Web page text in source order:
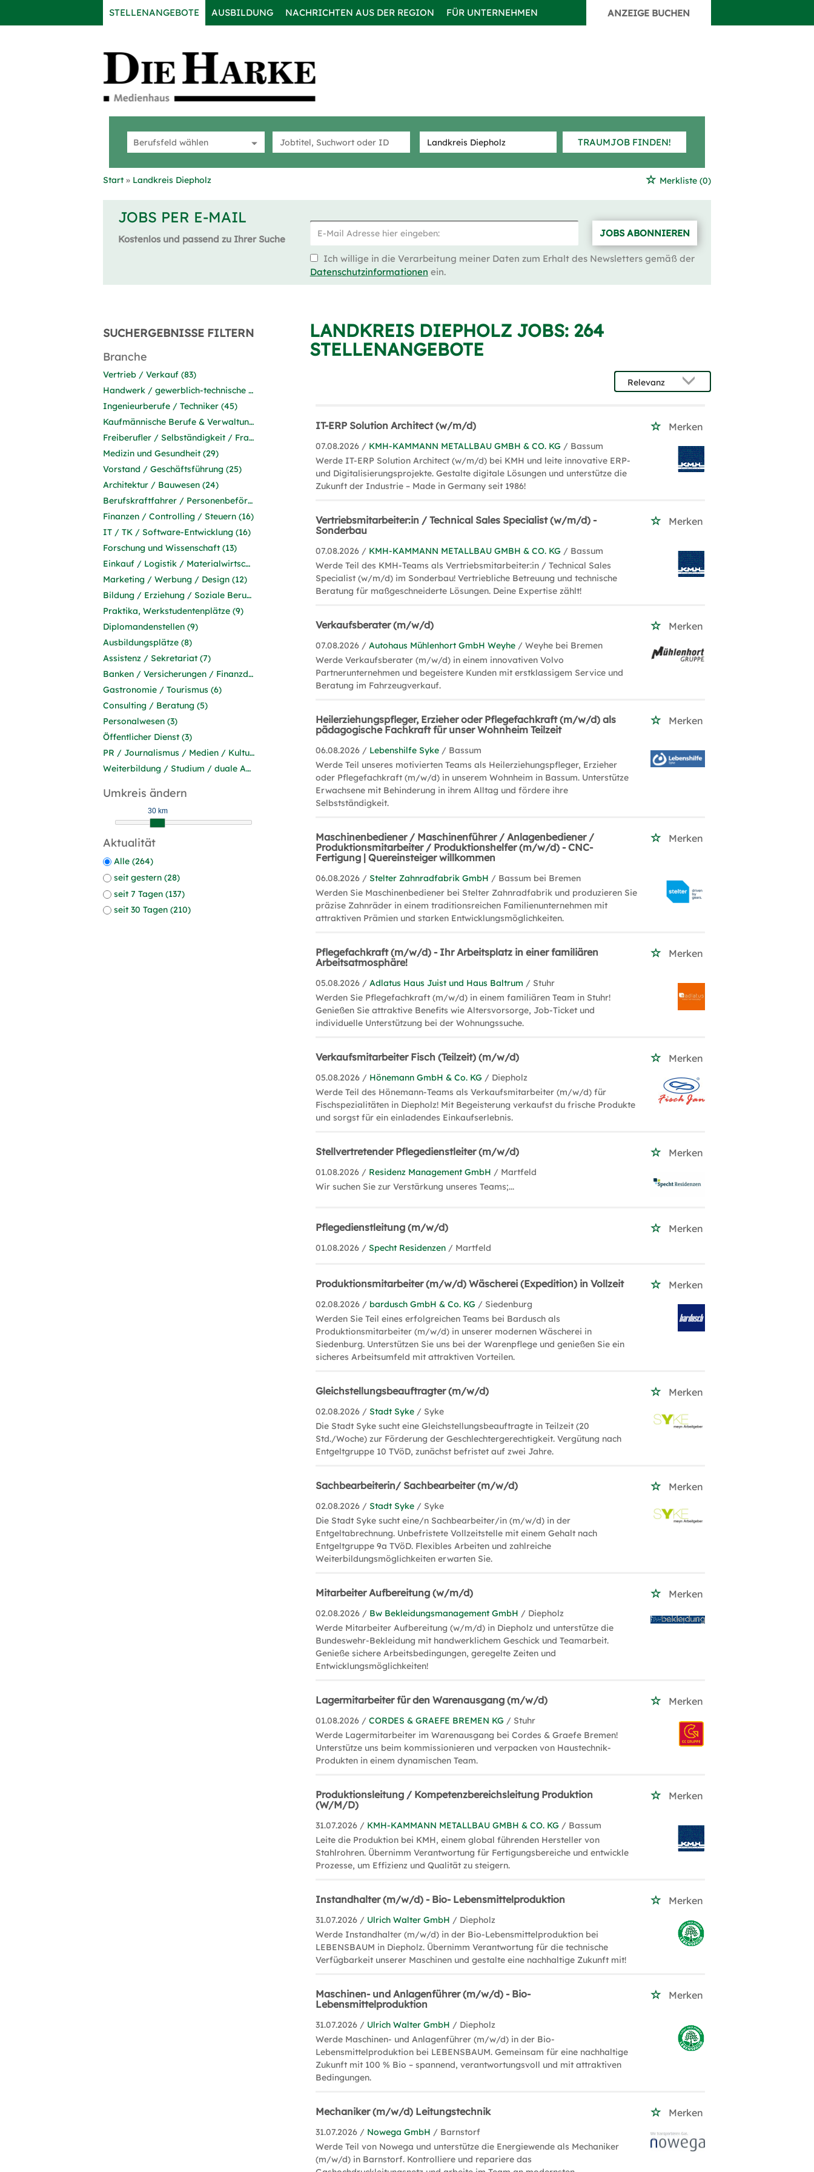
STELLENANGEBOTE AUSBILDUNG NACHRICHTEN AUS DER REGION FÜR UNTERNEHMEN ANZEIGE BUCHEN
TRAUMJOB FINDEN!
Start Landkreis Diepholz Merkliste (0)
JOBS PER E-MAIL
Kostenlos und passend zu Ihrer Suche
JOBS ABONNIEREN
Ich willige in die Verarbeitung meiner Daten zum Erhalt des Newsletters gemäß der
Datenschutzinformationen ein.
SUCHERGEBNISSE FILTERN
Branche
Vertrieb / Verkauf (83)
Handwerk / gewerblich-technische Berufe (71)
Ingenieurberufe / Techniker (45)
Kaufmännische Berufe & Verwaltung (39)
Freiberufler / Selbständigkeit / Franchise (30)
Medizin und Gesundheit (29)
Vorstand / Geschäftsführung (25)
Architektur / Bauwesen (24)
Berufskraftfahrer / Personenbeförderung (Land, Wasser, Luft) (20)
Finanzen / Controlling / Steuern (16)
IT / TK / Software-Entwicklung (16)
Forschung und Wissenschaft (13)
Einkauf / Logistik / Materialwirtschaft (13)
Marketing / Werbung / Design (12)
Bildung / Erziehung / Soziale Berufe (9)
Praktika, Werkstudentenplätze (9)
Diplomandenstellen (9)
Ausbildungsplätze (8)
Assistenz / Sekretariat (7)
Banken / Versicherungen / Finanzdienstleister (7)
Gastronomie / Tourismus (6)
Consulting / Beratung (5)
Personalwesen (3)
Öffentlicher Dienst (3)
PR / Journalismus / Medien / Kultur (2)
Weiterbildung / Studium / duale Ausbildung (1)
Umkreis ändern
30 km
Aktualität
Alle (264)
seit gestern (28)
seit 7 Tagen (137)
seit 30 Tagen (210)
LANDKREIS DIEPHOLZ JOBS: 264
STELLENANGEBOTE
IT-ERP Solution Architect (w/m/d) Merken
07.08.2026 / KMH-KAMMANN METALLBAU GMBH & CO. KG / Bassum
Werde IT-ERP Solution Architect (w/m/d) bei KMH und leite innovative ERP-
und Digitalisierungsprojekte. Gestalte digitale Lösungen und unterstütze die
Zukunft der Industrie – Made in Germany seit 1986!
Vertriebsmitarbeiter:in / Technical Sales Specialist (w/m/d) -
Sonderbau
Merken
07.08.2026 / KMH-KAMMANN METALLBAU GMBH & CO. KG / Bassum
Werde Teil des KMH-Teams als Vertriebsmitarbeiter:in / Technical Sales
Specialist (w/m/d) im Sonderbau! Vertriebliche Betreuung und technische
Beratung für maßgeschneiderte Lösungen. Deine Expertise zählt!
Verkaufsberater (m/w/d) Merken
07.08.2026 /Autohaus Mühlenhort GmbH Weyhe / Weyhe bei Bremen
Werde Verkaufsberater (m/w/d) in einem innovativen Volvo
Partnerunternehmen und begeistere Kunden mit erstklassigem Service und
Beratung im Fahrzeugverkauf.
Heilerziehungspfleger, Erzieher oder Pflegefachkraft (m/w/d) als
pädagogische Fachkraft für unser Wohnheim Teilzeit
Merken
06.08.2026 / Lebenshilfe Syke / Bassum
Werde Teil unseres motivierten Teams als Heilerziehungspfleger, Erzieher
oder Pflegefachkraft (m/w/d) in unserem Wohnheim in Bassum. Unterstütze
Erwachsene mit Behinderung in ihrem Alltag und fördere ihre
Selbstständigkeit.
Maschinenbediener / Maschinenführer / Anlagenbediener /
Produktionsmitarbeiter / Produktionshelfer (m/w/d) - CNC-
Fertigung | Quereinsteiger willkommen
Merken
06.08.2026 /Stelter Zahnradfabrik GmbH / Bassum bei Bremen
Werden Sie Maschinenbediener bei Stelter Zahnradfabrik und produzieren Sie
präzise Zahnräder in einem traditionsreichen Familienunternehmen mit
attraktiven Prämien und starken Entwicklungsmöglichkeiten.
Pflegefachkraft (m/w/d) - Ihr Arbeitsplatz in einer familiären
Arbeitsatmosphäre!
Merken
05.08.2026 /Adlatus Haus Juist und Haus Baltrum / Stuhr
Werden Sie Pflegefachkraft (m/w/d) in einem familiären Team in Stuhr!
Genießen Sie attraktive Benefits wie Altersvorsorge, Job-Ticket und
individuelle Unterstützung bei der Wohnungssuche.
Verkaufsmitarbeiter Fisch (Teilzeit) (m/w/d) Merken
05.08.2026 / Hönemann GmbH & Co. KG / Diepholz
Werde Teil des Hönemann-Teams als Verkaufsmitarbeiter (m/w/d) für
Fischspezialitäten in Diepholz! Mit Begeisterung verkaufst du frische Produkte
und sorgst für ein einladendes Einkaufserlebnis.
Stellvertretender Pflegedienstleiter (m/w/d) Merken
01.08.2026 / Residenz Management GmbH / Martfeld
Wir suchen Sie zur Verstärkung unseres Teams;...
Pflegedienstleitung (m/w/d) Merken
01.08.2026 /Specht Residenzen / Martfeld
Produktionsmitarbeiter (m/w/d) Wäscherei (Expedition) in Vollzeit Merken
02.08.2026 / bardusch GmbH & Co. KG / Siedenburg
Werden Sie Teil eines erfolgreichen Teams bei Bardusch als
Produktionsmitarbeiter (m/w/d) in unserer modernen Wäscherei in
Siedenburg. Unterstützen Sie uns bei der Warenpflege und genießen Sie ein
sicheres Arbeitsumfeld mit attraktiven Vorteilen.
Gleichstellungsbeauftragter (m/w/d) Merken
02.08.2026 /Stadt Syke / Syke
Die Stadt Syke sucht eine Gleichstellungsbeauftragte in Teilzeit (20
Std./Woche) zur Förderung der Geschlechtergerechtigkeit. Vergütung nach
Entgeltgruppe 10 TVöD, zunächst befristet auf zwei Jahre.
Sachbearbeiterin/ Sachbearbeiter (m/w/d) Merken
02.08.2026 /Stadt Syke / Syke
Die Stadt Syke sucht eine/n Sachbearbeiter/in (m/w/d) in der
Entgeltabrechnung. Unbefristete Vollzeitstelle mit einem Gehalt nach
Entgeltgruppe 9a TVöD. Flexibles Arbeiten und zahlreiche
Weiterbildungsmöglichkeiten erwarten Sie.
Mitarbeiter Aufbereitung (w/m/d) Merken
02.08.2026 / Bw Bekleidungsmanagement GmbH / Diepholz
Werde Mitarbeiter Aufbereitung (w/m/d) in Diepholz und unterstütze die
Bundeswehr-Bekleidung mit handwerklichem Geschick und Teamarbeit.
Genieße sichere Arbeitsbedingungen, geregelte Zeiten und
Entwicklungsmöglichkeiten!
Lagermitarbeiter für den Warenausgang (m/w/d) Merken
01.08.2026 /CORDES & GRAEFE BREMEN KG / Stuhr
Werde Lagermitarbeiter im Warenausgang bei Cordes & Graefe Bremen!
Unterstütze uns beim kommissionieren und verpacken von Haustechnik-
Produkten in einem dynamischen Team.
Produktionsleitung / Kompetenzbereichsleitung Produktion
(W/M/D)
Merken
31.07.2026 / KMH-KAMMANN METALLBAU GMBH & CO. KG / Bassum
Leite die Produktion bei KMH, einem global führenden Hersteller von
Stahlrohren. Übernimm Verantwortung für Fertigungsbereiche und entwickle
Prozesse, um Effizienz und Qualität zu steigern.
Instandhalter (m/w/d) - Bio- Lebensmittelproduktion Merken
31.07.2026 / Ulrich Walter GmbH / Diepholz
Werde Instandhalter (m/w/d) in der Bio-Lebensmittelproduktion bei
LEBENSBAUM in Diepholz. Übernimm Verantwortung für die technische
Verfügbarkeit unserer Maschinen und gestalte eine nachhaltige Zukunft mit!
Maschinen- und Anlagenführer (m/w/d) - Bio-
Lebensmittelproduktion
Merken
31.07.2026 / Ulrich Walter GmbH / Diepholz
Werde Maschinen- und Anlagenführer (m/w/d) in der Bio-
Lebensmittelproduktion bei LEBENSBAUM. Gemeinsam für eine nachhaltige
Zukunft mit 100 % Bio – spannend, verantwortungsvoll und mit attraktiven
Bedingungen.
Mechaniker (m/w/d) Leitungstechnik Merken
31.07.2026 / Nowega GmbH / Barnstorf
Werde Teil von Nowega und unterstütze die Energiewende als Mechaniker
(m/w/d) in Barnstorf. Kontrolliere und repariere das